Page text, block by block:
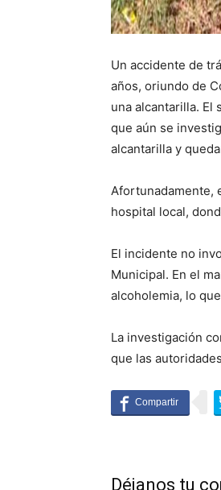
Un accidente de
años, oriundo de
una alcantarilla. El
que aún se
alcantarilla y
Afortunadamente,
hospital local,
El incidente no
Municipal. En el
alcoholemia, lo
La investigación
que las
Déjanos tu